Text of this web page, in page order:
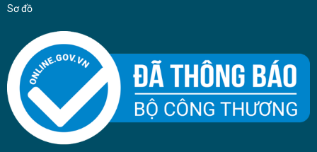
Sơ đồ